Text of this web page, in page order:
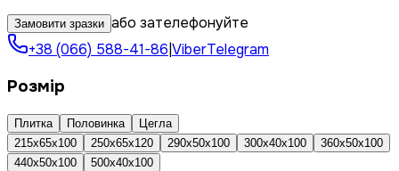
Замовити зразки або зателефонуйте
+38 (066) 588-41-86 ViberTelegram
Розмір
Плитка Половинка
Цегла
215х65х100
250х65х120 290х50х100 300х40х100
360x50x100
440x50x100
500x40x100